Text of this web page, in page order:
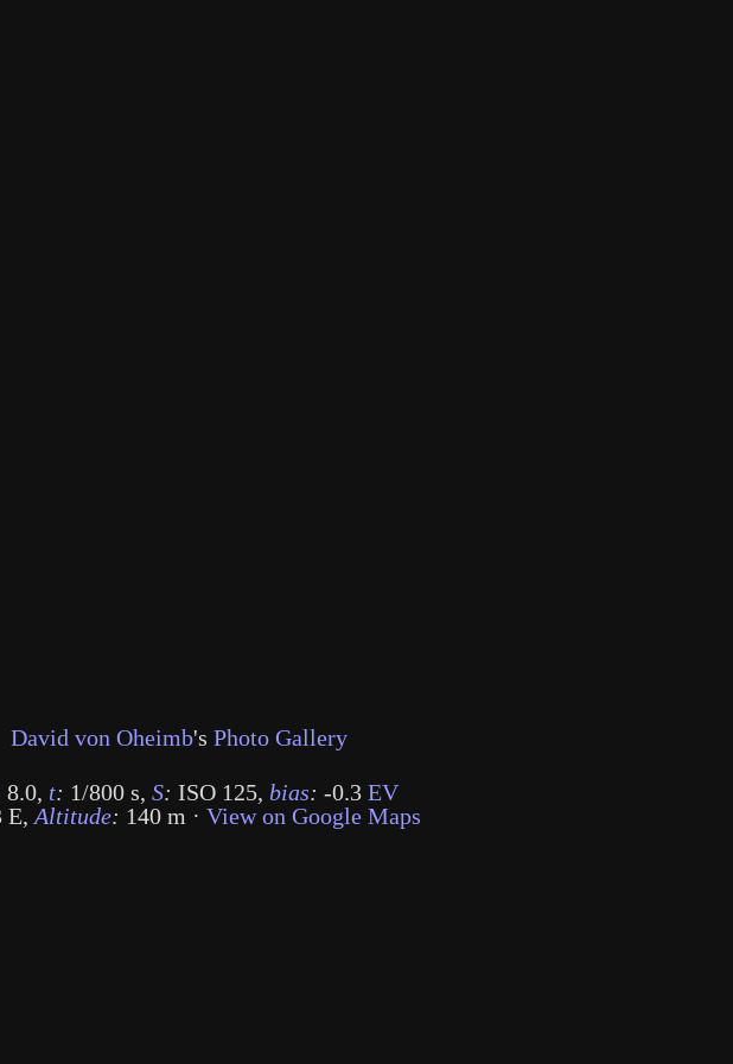
David von Oheimb's Photo Gallery
8.0, t: 1/800 s, S: ISO 125, bias: -0.3 EV
E, Altitude: 140 m · View on Google Maps